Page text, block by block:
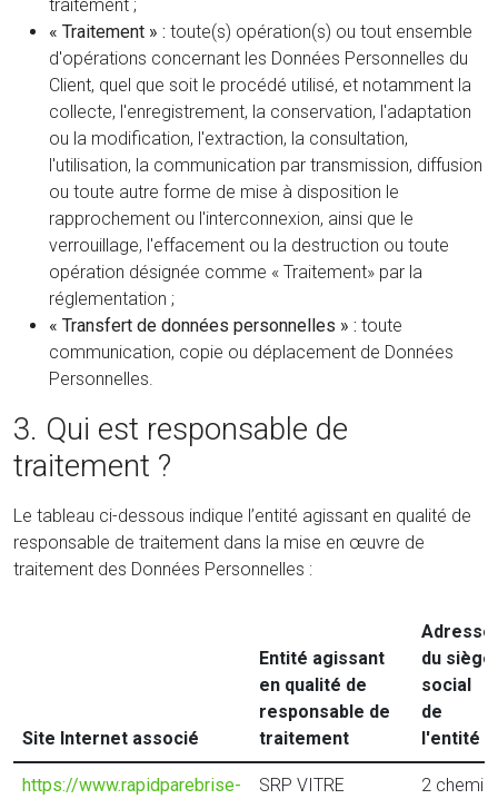
traitement ;
« Traitement » : toute(s) opération(s) ou tout ensemble
d'opérations concernant les Données Personnelles du
Client, quel que soit le procédé utilisé, et notamment la
collecte, l'enregistrement, la conservation, l'adaptation
ou la modification, l'extraction, la consultation,
l'utilisation, la communication par transmission, diffusion
ou toute autre forme de mise à disposition le
rapprochement ou l'interconnexion, ainsi que le
verrouillage, l'effacement ou la destruction ou toute
opération désignée comme « Traitement» par la
réglementation ;
« Transfert de données personnelles » : toute
communication, copie ou déplacement de Données
Personnelles.
3. Qui est responsable de
traitement ?
Le tableau ci-dessous indique l’entité agissant en qualité de
responsable de traitement dans la mise en œuvre de
traitement des Données Personnelles :
Site Internet associé
Entité agissant
en qualité de
responsable de
traitement
Adresse
du siège
social
de
l'entité
https://www.rapidparebrise-
SRP VITRE
2 chemin